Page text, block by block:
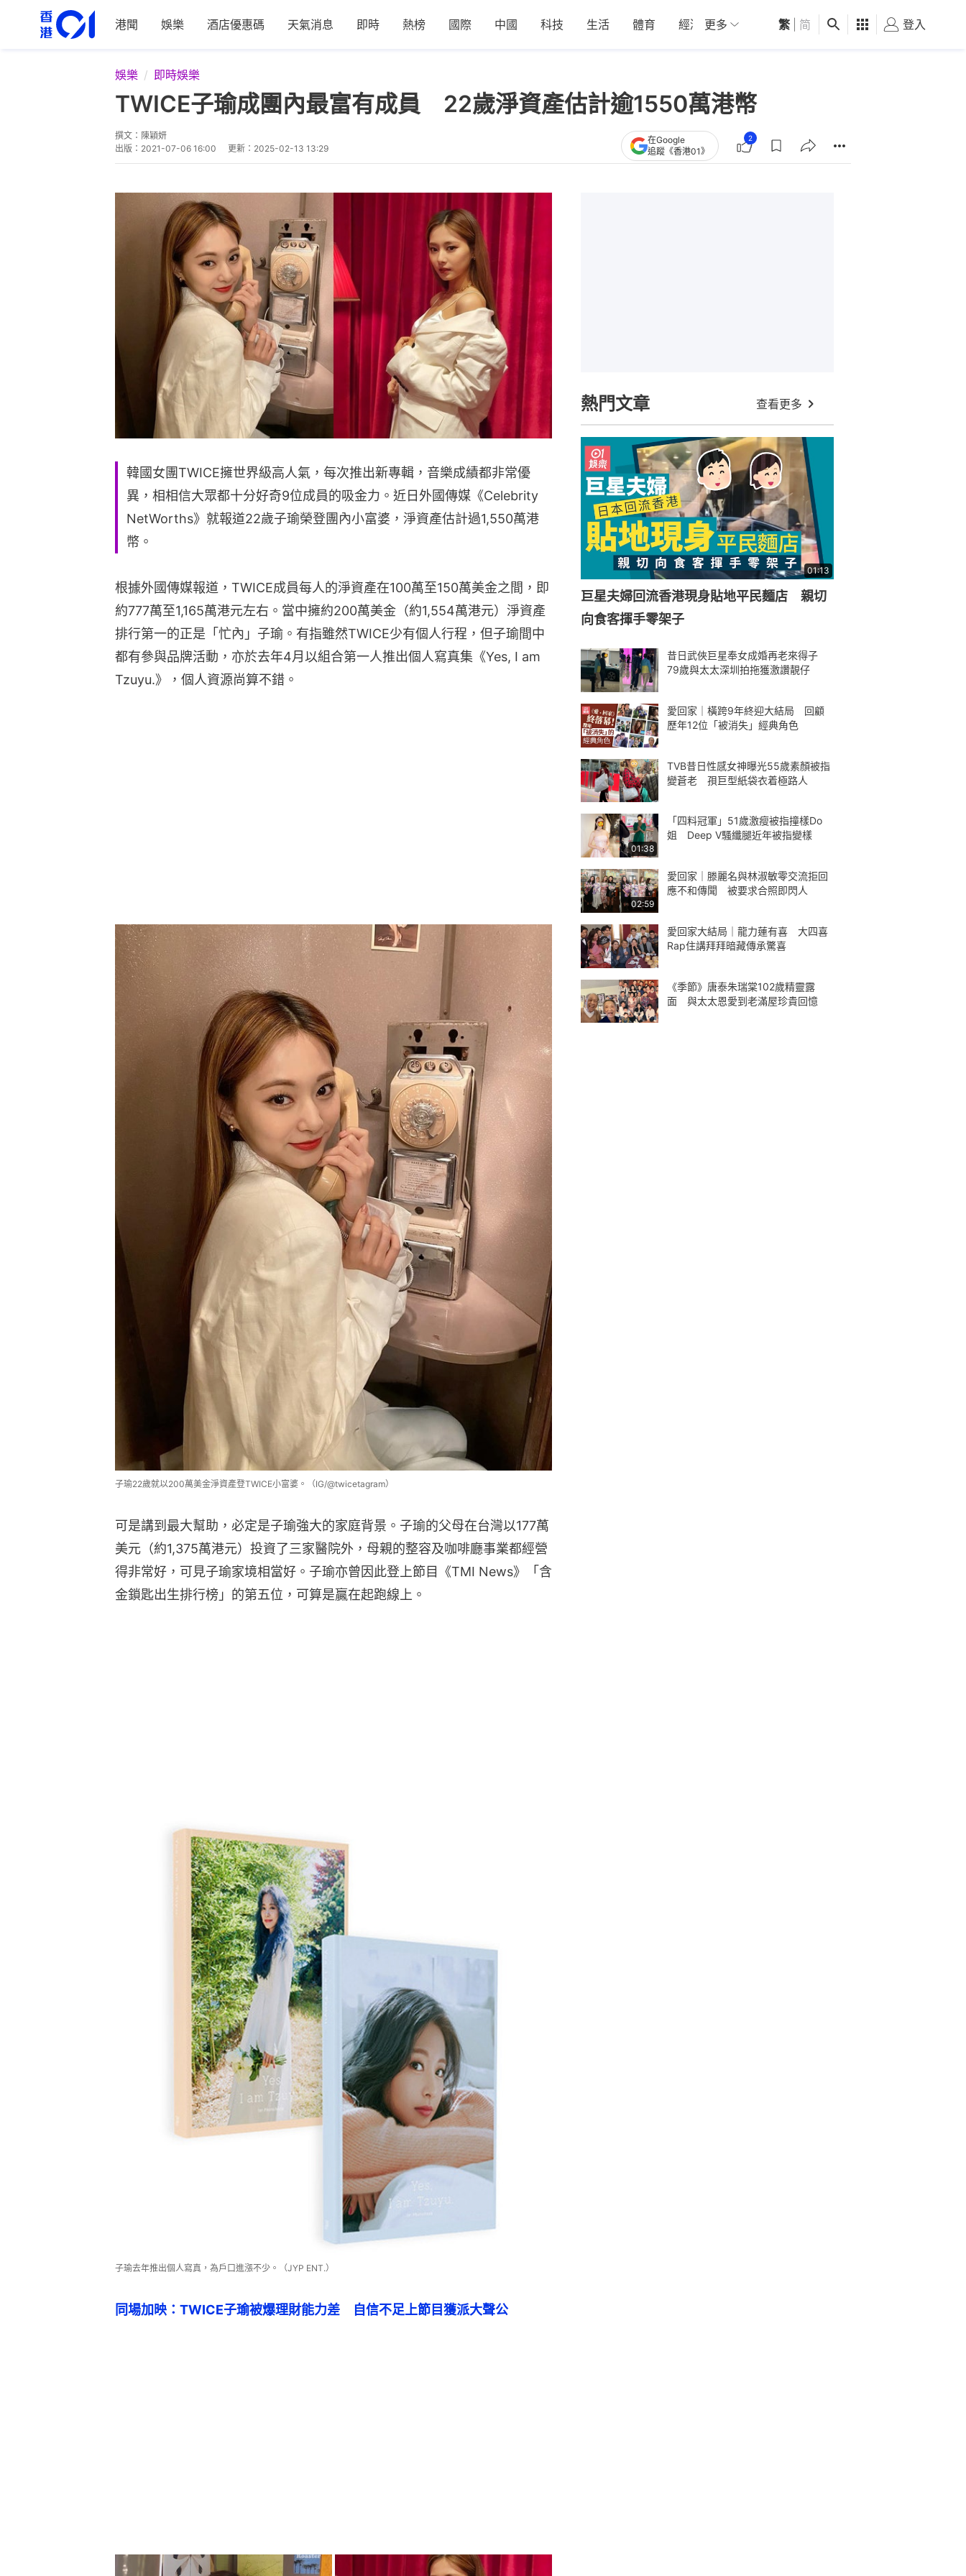
港聞 娛樂 酒店優惠碼 天氣消息 即時 熱榜 國際 中國 科技 生活 體育 經濟 01深圳 觀點 健康 好食玩飛
更多 繁 简 登入
娛樂 即時娛樂
TWICE子瑜成團內最富有成員 22歲淨資產估計逾1550萬港幣
撰文： 陳穎妍
出版： 2021-07-06 16:00 更新： 2025-02-13 13:29
在Google
追蹤《香港01》
2
韓國女團TWICE擁世界級高人氣，每次推出新專輯，音樂成績都非常優
異，相相信大眾都十分好奇9位成員的吸金力。近日外國傳媒《Celebrity
NetWorths》就報道22歲子瑜榮登團內小富婆，淨資產估計過1,550萬港
幣。
根據外國傳媒報道，TWICE成員每人的淨資產在100萬至150萬美金之間，即
約777萬至1,165萬港元左右。當中擁約200萬美金（約1,554萬港元）淨資產
排行第一的正是「忙內」子瑜。有指雖然TWICE少有個人行程，但子瑜間中
都有參與品牌活動，亦於去年4月以組合第一人推出個人寫真集《Yes, I am
Tzuyu.》，個人資源尚算不錯。
子瑜22歲就以200萬美金淨資產登TWICE小富婆。（IG/@twicetagram）
可是講到最大幫助，必定是子瑜強大的家庭背景。子瑜的父母在台灣以177萬
美元（約1,375萬港元）投資了三家醫院外，母親的整容及咖啡廳事業都經營
得非常好，可見子瑜家境相當好。子瑜亦曾因此登上節目《TMI News》「含
金鎖匙出生排行榜」的第五位，可算是贏在起跑線上。
子瑜去年推出個人寫真，為戶口進漲不少。（JYP ENT.）
同場加映：TWICE子瑜被爆理財能力差　自信不足上節目獲派大聲公
熱門文章 查看更多
01:13
巨星夫婦回流香港現身貼地平民麵店 親切
向食客揮手零架子
昔日武俠巨星奉女成婚再老來得子
79歲與太太深圳拍拖獲激讚靚仔
愛回家｜橫跨9年終迎大結局 回顧
歷年12位「被消失」經典角色
TVB昔日性感女神曝光55歲素顏被指
變蒼老 孭巨型紙袋衣着極路人
01:38
「四料冠軍」51歲激瘦被指撞樣Do
姐 Deep V騷纖腿近年被指變樣
02:59
愛回家｜滕麗名與林淑敏零交流拒回
應不和傳聞 被要求合照即閃人
愛回家大結局｜龍力蓮有喜 大四喜
Rap住講拜拜暗藏傳承驚喜
《季節》唐泰朱瑞棠102歲精靈露
面 與太太恩愛到老滿屋珍貴回憶